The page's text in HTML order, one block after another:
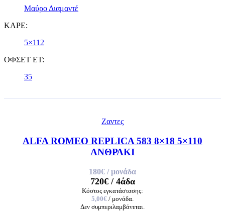
Μαύρο Διαμαντέ
ΚΑΡΕ:
5×112
ΟΦΣΕΤ ET:
35
Ζαντες
ALFA ROMEO REPLICA 583 8×18 5×110
ΑΝΘΡΑΚΙ
180€ / μονάδα
720€/ 4άδα
Κόστος εγκατάστασης:
5,00€ / μονάδα.
Δεν συμπεριλαμβάνεται.